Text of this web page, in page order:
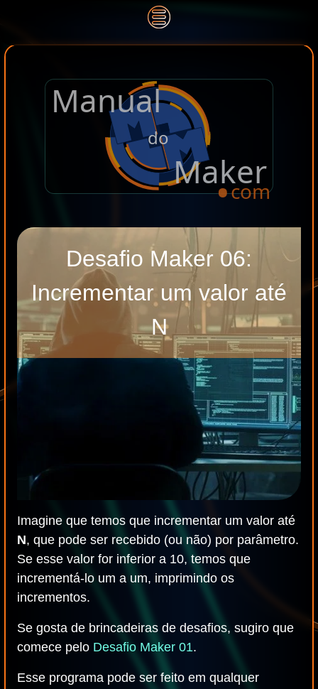
Manual
do
Maker
.com
Desafio Maker 06:
Incrementar um valor até
N
Imagine que temos que incrementar um valor até
N, que pode ser recebido (ou não) por parâmetro.
Se esse valor for inferior a 10, temos que
incrementá-lo um a um, imprimindo os
incrementos.
Se gosta de brincadeiras de desafios, sugiro que
comece pelo Desafio Maker 01.
Esse programa pode ser feito em qualquer